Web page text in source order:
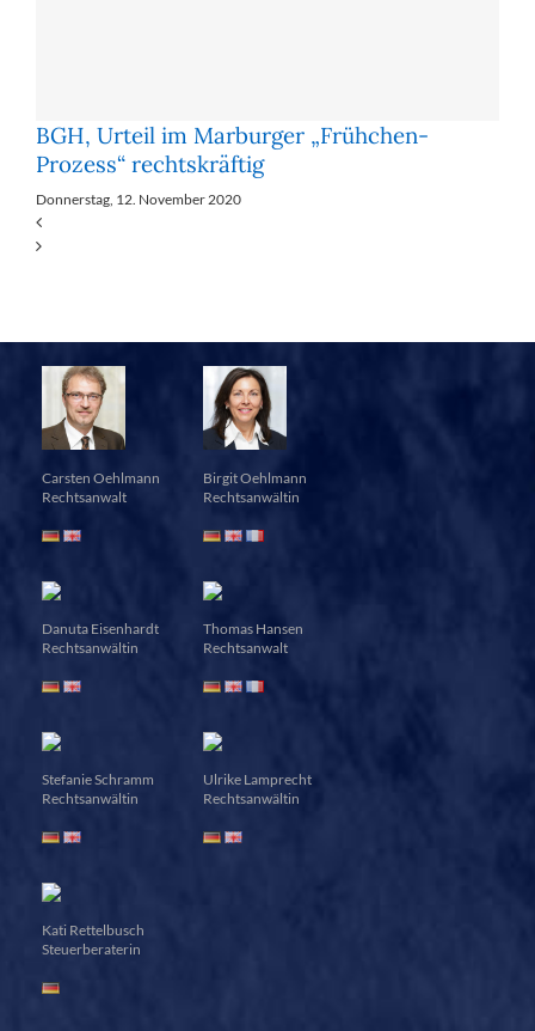
BGH, Urteil im Marburger „Frühchen-
Prozess“ rechtskräftig
Donnerstag, 12. November 2020
Carsten Oehlmann
Rechtsanwalt
Birgit Oehlmann
Rechtsanwältin
Danuta Eisenhardt
Rechtsanwältin
Thomas Hansen
Rechtsanwalt
Stefanie Schramm
Rechtsanwältin
Ulrike Lamprecht
Rechtsanwältin
Kati Rettelbusch
Steuerberaterin